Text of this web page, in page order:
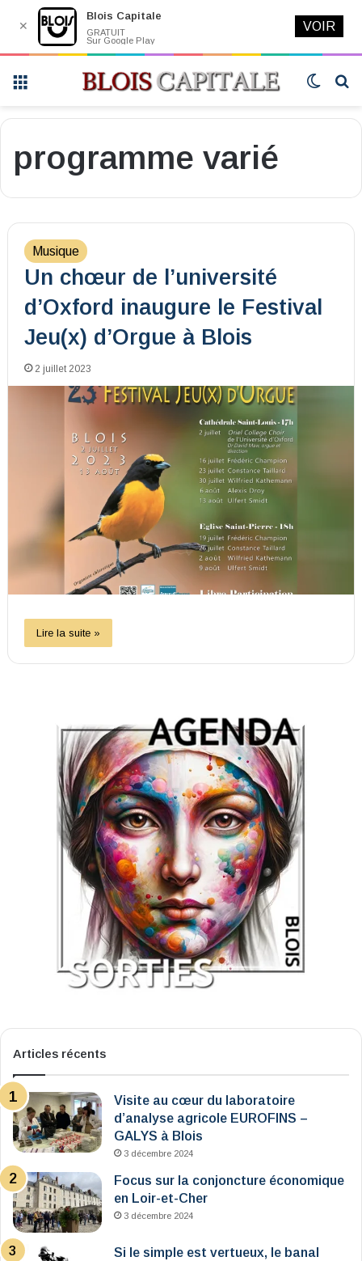
Switch
programme varié
Musique
Un chœur de l’université
d’Oxford inaugure le Festival
Jeu(x) d’Orgue à Blois
2 juillet 2023
Lire la suite »
Articles récents
Visite au cœur du laboratoire
d’analyse agricole EUROFINS –
GALYS à Blois
3 décembre 2024
Focus sur la conjoncture économique
en Loir-et-Cher
3 décembre 2024
Si le simple est vertueux, le banal
✕
Blois Capitale
GRATUIT
Sur Google Play
VOIR